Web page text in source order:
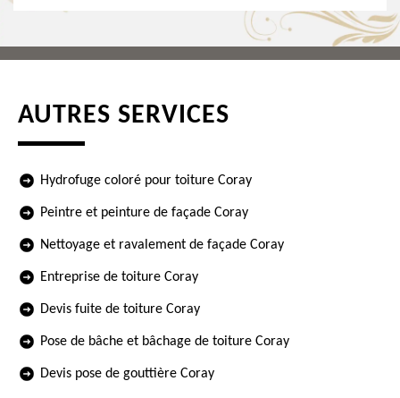
AUTRES SERVICES
Hydrofuge coloré pour toiture Coray
Peintre et peinture de façade Coray
Nettoyage et ravalement de façade Coray
Entreprise de toiture Coray
Devis fuite de toiture Coray
Pose de bâche et bâchage de toiture Coray
Devis pose de gouttière Coray